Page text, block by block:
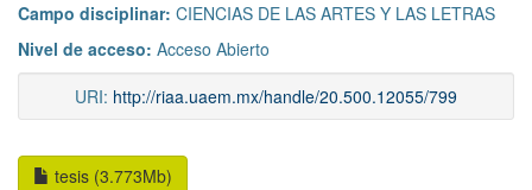
Campo disciplinar: CIENCIAS DE LAS ARTES Y LAS LETRAS
Nivel de acceso: Acceso Abierto
URI: http://riaa.uaem.mx/handle/20.500.12055/799
tesis (3.773Mb)